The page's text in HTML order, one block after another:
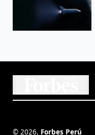
© 2026, Forbes Perú